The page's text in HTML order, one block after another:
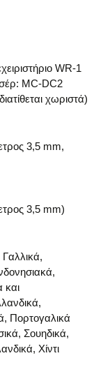
WR-1
MC-DC2
χωριστά)
3,5 mm,
3,5 mm)
και
Πορτογαλικά
Σουηδικά,
Χίντι